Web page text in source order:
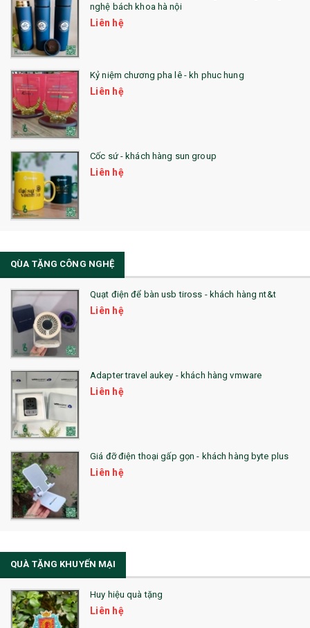
24. QÙA TẶNG PHA LÊ
25. QUÀ TẶNG GLASSLOCK
26. QUÀ TẶNG LUMINARC
28. BỘ ĐỒ ĂN CAO CẤP
29. MÓC KHOÁ
31. TÚI VẢI KHÔNG DỆT
32. TÚI VẢI BỐ
33. MŨ LƯỠI TRAI
36. QUẠT NHỰA QUẢNG CÁO
QUÀ TẶNG KHUYẾN MẠI
QUÀ TẶNG SX NHANH
QUÀ TẶNG HỘI THẢO
QUÀ TẶNG CÔNG NGHỆ
SẢN PHẨM ĐÃ THỰC HIỆN
QUÀ TẶNG SỨC KHỎE
SẢN PHẨM MỚI 2021
Sổ Sạc Đa Năng
La Fonte
Sổ Lò Xo
nghệ bách khoa hà nội
Liên hệ
Kỷ niệm chương pha lê - kh phuc hung
Liên hệ
Cốc sứ - khách hàng sun group
Liên hệ
QÙA TẶNG CÔNG NGHỆ
Quạt điện để bàn usb tiross - khách hàng nt&t
Liên hệ
Adapter travel aukey - khách hàng vmware
Liên hệ
Giá đỡ điện thoại gấp gọn - khách hàng byte plus
Liên hệ
QUÀ TẶNG KHUYẾN MẠI
Huy hiệu quà tặng
Liên hệ